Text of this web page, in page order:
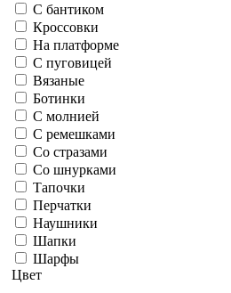
С бантиком
Кроссовки
На платформе
С пуговицей
Вязаные
Ботинки
С молнией
С ремешками
Со стразами
Со шнурками
Тапочки
Перчатки
Наушники
Шапки
Шарфы
Цвет